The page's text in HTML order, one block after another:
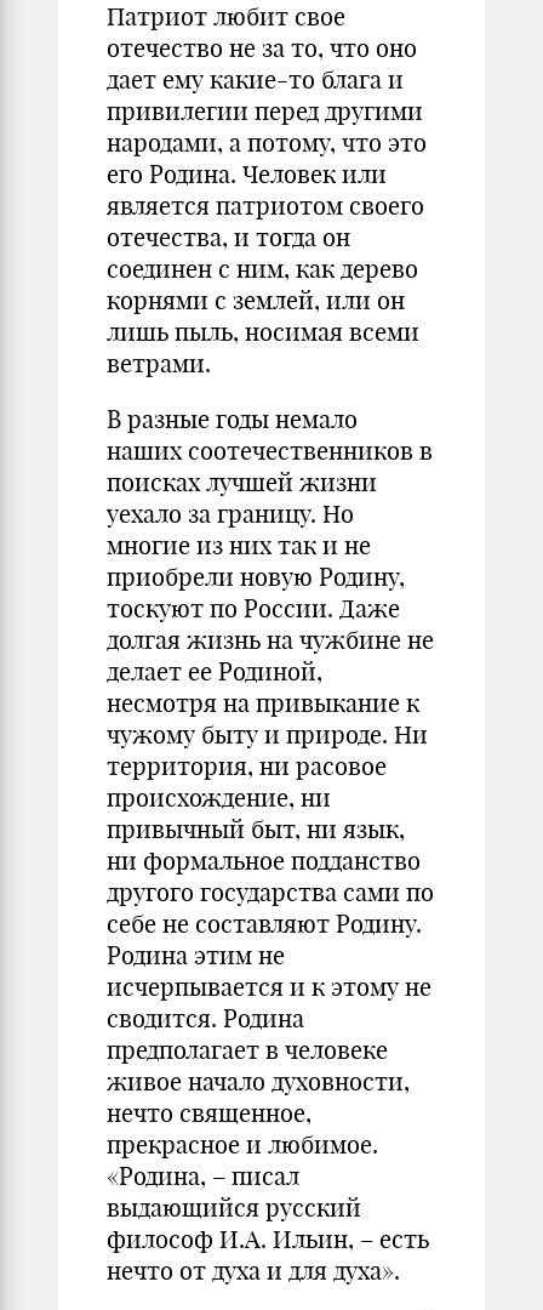
Патриот любит свое
отечество не за то, что оно
дает ему какие-то блага и
привилегии перед другими
народами, а потому, что это
его Родина. Человек или
является патриотом своего
отечества, и тогда он
соединен с ним, как дерево
корнями с землей, или он
лишь пыль, носимая всеми
ветрами.
В разные годы немало
наших соотечественников в
поисках лучшей жизни
уехало за границу. Но
многие из них так и не
приобрели новую Родину,
тоскуют по России. Даже
долгая жизнь на чужбине не
делает ее Родиной,
несмотря на привыкание к
чужому быту и природе. Ни
территория, ни расовое
происхождение, ни
привычный быт, ни язык,
ни формальное подданство
другого государства сами по
себе не составляют Родину.
Родина этим не
исчерпывается и к этому не
сводится. Родина
предполагает в человеке
живое начало духовности,
нечто священное,
прекрасное и любимое.
«Родина, – писал
выдающийся русский
философ И.А. Ильин, – есть
нечто от духа и для духа».